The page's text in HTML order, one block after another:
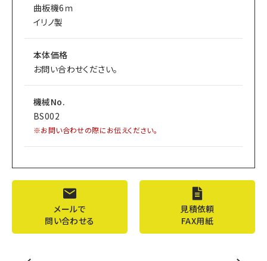
曲板機6ｍ
イリノ製
本体価格
お問い合わせください。
機械No.
BS002
※お問い合わせの際にお伝えください。
メールで
問い合わせる
見積依頼
FAX用紙